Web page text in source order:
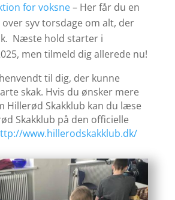
for voksne– Her får du en
syv torsdage om alt, der
Næste hold starter i
men tilmeld dig allerede nu!
til dig, der kunne
skak. Hvis du ønsker mere
Hillerød Skakklub kan du læse
Skakklub på den officielle
www.hillerodskakklub.dk/